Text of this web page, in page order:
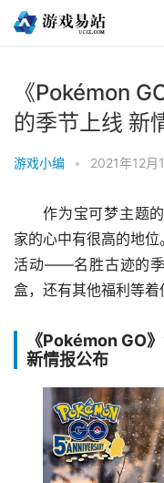
《Pokémon
的季节上线 新
游戏小编 • 2021年12
作为宝可梦主题
家的心中有很高的地
活动——名胜古迹的季
盒，还有其他福利等着
《Pokémon GO
新情报公布